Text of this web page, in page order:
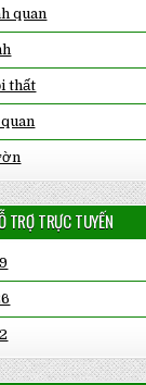
quan
thất
TRỢ TRỰC TUYẾN